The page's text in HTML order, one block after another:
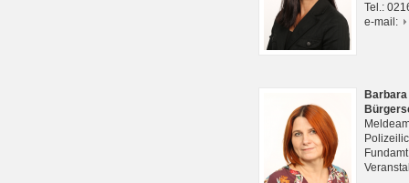
Tel.:
e-mail: